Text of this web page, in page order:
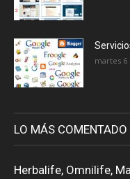
martes 6
LO MÁS COMENTADO
Herbalife, Omnilife,